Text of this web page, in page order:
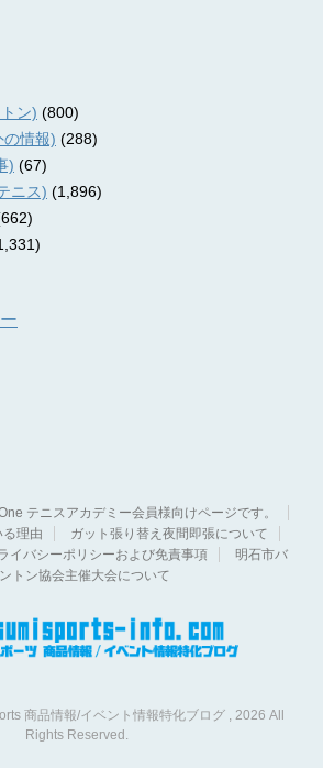
ン) (800)
情報) (288)
) (67)
ニス) (1,896)
テニスアカデミー会員様向けページです。
理由
ガット張り替え夜間即張について
イバシーポリシーおよび免責事項
明石市バ
トン協会主催大会について
商品情報/イベント情報特化ブログ , 2026 All
Rights Reserved.